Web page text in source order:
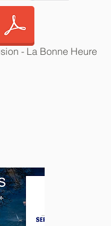
- La Bonne Heure